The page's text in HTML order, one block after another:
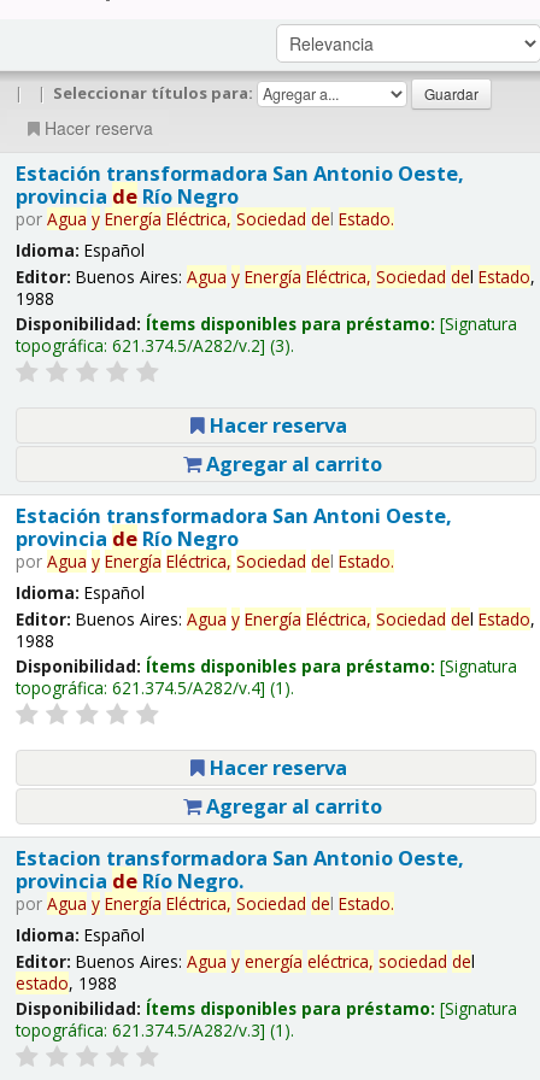
| | Seleccionar títulos para:
Hacer reserva
Estación transformadora San Antonio Oeste,
provincia deRío Negro
por Agua y Energía Eléctrica, Sociedad del Estado.
Idioma: Español
Editor: Buenos Aires: Agua y Energía Eléctrica, Sociedad del Estado,
1988
Disponibilidad: Ítems disponibles para préstamo: Signatura
topográfica: 621.374.5/A282/v.2 (3).
Hacer reserva
Agregar al carrito
Estación transformadora San Antoni Oeste,
provincia deRío Negro
por Agua y Energía Eléctrica, Sociedad del Estado.
Idioma: Español
Editor: Buenos Aires: Agua y Energía Eléctrica, Sociedad del Estado,
1988
Disponibilidad: Ítems disponibles para préstamo: Signatura
topográfica: 621.374.5/A282/v.4 (1).
Hacer reserva
Agregar al carrito
Estacion transformadora San Antonio Oeste,
provincia deRío Negro.
por Agua y Energía Eléctrica, Sociedad del Estado.
Idioma: Español
Editor: Buenos Aires: Agua y energía eléctrica, sociedad del
estado, 1988
Disponibilidad: Ítems disponibles para préstamo: Signatura
topográfica: 621.374.5/A282/v.3 (1).